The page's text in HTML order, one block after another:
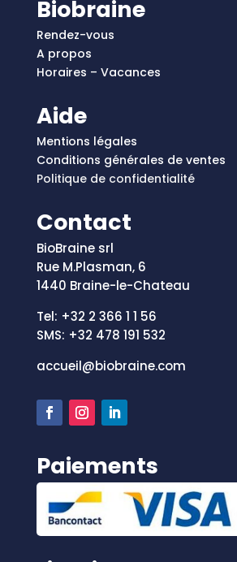
Biobraine
Rendez-vous
A propos
Horaires – Vacances
Aide
Mentions légales
Conditions générales de ventes
Politique de confidentialité
Contact
BioBraine srl
Rue M.Plasman, 6
1440 Braine-le-Chateau
Tel: +32 2 366 1 1 56
SMS: +32 478 191 532
accueil@biobraine.com
Paiements